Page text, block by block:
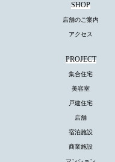
SHOP
店舗のご案内
アクセス
PROJECT
集合住宅
美容室
戸建住宅
店舗
宿泊施設
商業施設